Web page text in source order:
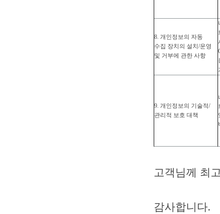
8. 개인정보의 자동
수집 장치의 설치/운영
및 거부에 관한 사항
9. 개인정보의 기술적/
관리적 보호 대책
고객님께 최
감사합니다.